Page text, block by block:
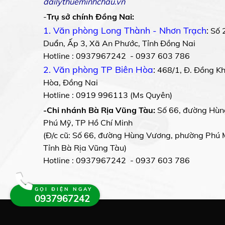
-Trụ sở chính Đồng Nai:
1. Văn phòng Long Thành - Nhơn Trạch: Số
Duẩn, Ấp 3, Xã An Phước, Tỉnh Đồng Nai
Hotline : 0937967242 - 0937 603 786
2. Văn phòng TP Biên Hòa: 468/1, Đ. Đồng
Hòa, Đồng Nai
Hotline : 0919 996113 (Ms Quyên)
-Chi nhánh Bà Rịa Vũng Tàu: Số 66, đường
Phú Mỹ, TP Hồ Chí Minh
(Đ/c cũ: Số 66, đường Hùng Vương, phường Phú
Tỉnh Bà Rịa Vũng Tàu)
Hotline : 0937967242 - 0937 603 786
GỌI ĐIỆN NGAY
0937967242